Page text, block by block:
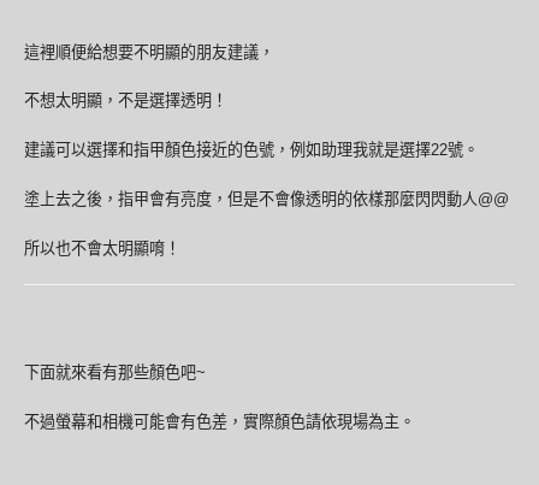
這裡順便給想要不明顯的朋友建議，
不想太明顯，不是選擇透明！
建議可以選擇和指甲顏色接近的色號，例如助理我就是選擇22號。
塗上去之後，指甲會有亮度，但是不會像透明的依樣那麼閃閃動人@@
所以也不會太明顯唷！
下面就來看有那些顏色吧~
不過螢幕和相機可能會有色差，實際顏色請依現場為主。